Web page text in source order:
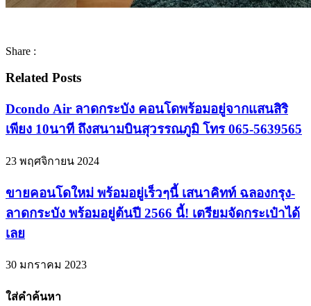
Share :
Related Posts
Dcondo Air ลาดกระบัง คอนโดพร้อมอยู่จากแสนสิริ
เพียง 10นาที ถึงสนามบินสุวรรณภูมิ โทร 065-5639565
23 พฤศจิกายน 2024
ขายคอนโดใหม่ พร้อมอยู่เร็วๆนี้ เสนาคิทท์ ฉลองกรุง-
ลาดกระบัง พร้อมอยู่ต้นปี 2566 นี้! เตรียมจัดกระเป๋าได้
เลย
30 มกราคม 2023
ใส่คำค้นหา